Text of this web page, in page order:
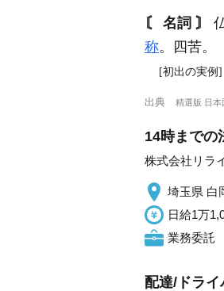
〘 名詞 〙
称。四苦。
[初出の実例
出典 精選版 日本
14時までの
株式会社リラ
埼玉県 白
日給1万
業務委託
配達/ドラ